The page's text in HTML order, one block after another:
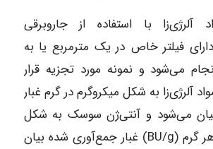
آلرژی‌زا با استفاده از جاروبرقی
فیلتر خاص در یک مترمربع یا به
انجام می‌شود و نمونه مورد تجزیه قرار
آلرژی‌زا به شکل میکروگرم در گرم غبار
می‌شود و آنتی‌ژن سوسک به شکل
واحد زیستی در هر گرم (BU/g) غبار جمع‌آوری شده بیان